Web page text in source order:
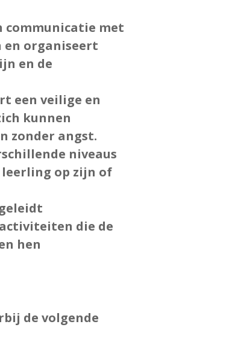
communicatie met
en organiseert
en de
een veilige en
kunnen
zonder angst.
niveaus
op zijn of
die de
hen
de volgende